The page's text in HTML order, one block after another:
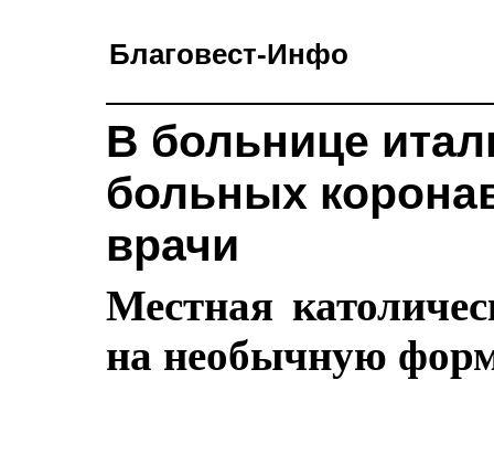
Благовест-Инфо
В больнице
больных
врачи
Местная
на необычную